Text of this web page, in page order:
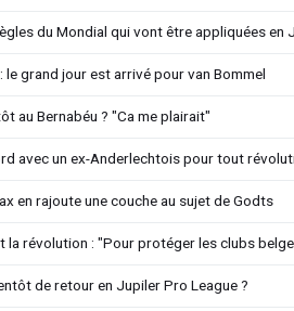
du Mondial qui vont être appliquées en
le grand jour est arrivé pour van Bommel
au Bernabéu ? "Ca me plairait"
avec un ex-Anderlechtois pour tout
en rajoute une couche au sujet de Godts
la révolution : "Pour protéger les clubs
de retour en Jupiler Pro League ?